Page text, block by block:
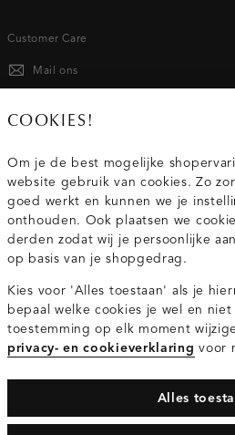
Customer Care
Mail ons
Service
Wij zijn Costes
Topcategorieën voor jou
Privacy- en cookieverklaring
COOKIES!
Om je de best mogelijke
website gebruik van cookies. Zo
goed werkt en kunnen we je
onthouden. Ook plaatsen we
derden zodat wij je persoonlijke
op basis van je shopgedrag.
Kies voor 'Alles toestaan' als je
bepaal welke cookies je wel en
toestemming op elk moment
privacy- en cookieverklaring voor
Alles